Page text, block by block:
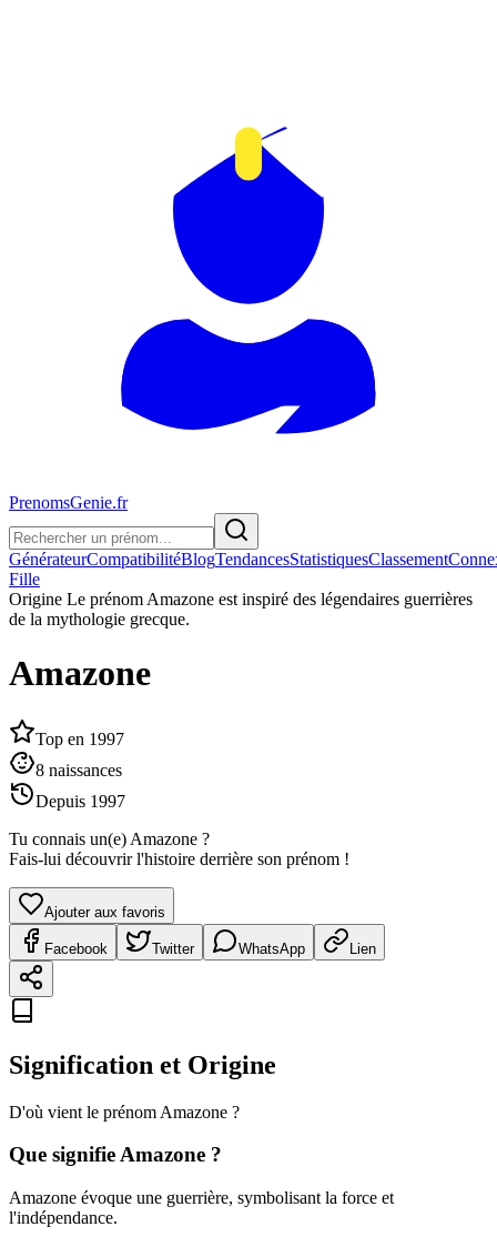
PrenomsGenie.fr
GénérateurCompatibilitéBlogTendancesStatistiquesClassement
Fille
Origine Le prénom Amazone est inspiré des légendaires guerrières
de la mythologie grecque.
Amazone
Top en 1997
8 naissances
Depuis 1997
Tu connais un(e) Amazone ?
Fais-lui découvrir l'histoire derrière son prénom !
Ajouter aux favoris
Facebook Twitter WhatsApp Lien
Signification et Origine
D'où vient le prénom Amazone ?
Que signifieAmazone ?
Amazone évoque une guerrière, symbolisant la force et
l'indépendance.